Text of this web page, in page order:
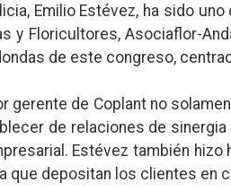
Emilio Estévez, ha sido
y Floricultores, Asociaflor-
de este congreso,
gerente de Coplant no
de relaciones de
Estévez también
que depositan los clientes en